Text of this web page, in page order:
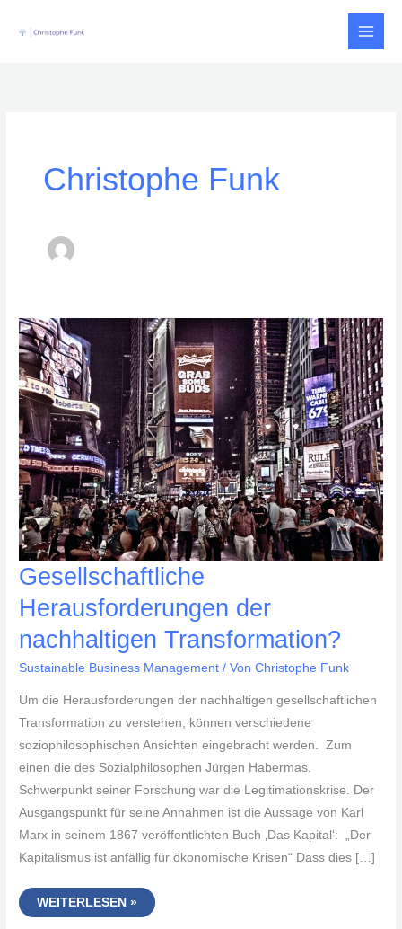
Inhalt
Christophe Funk
Gesellschaftliche
Herausforderungen der
nachhaltigen Transformation?
Sustainable Business Management / VonChristophe Funk
Um die Herausforderungen der nachhaltigen gesellschaftlichen
Transformation zu verstehen, können verschiedene
soziophilosophischen Ansichten eingebracht werden. Zum
einen die des Sozialphilosophen Jürgen Habermas.
Schwerpunkt seiner Forschung war die Legitimationskrise. Der
Ausgangspunkt für seine Annahmen ist die Aussage von Karl
Marx in seinem 1867 veröffentlichten Buch ‚Das Kapital‘: „Der
Kapitalismus ist anfällig für ökonomische Krisen“ Dass dies […]
GESELLSCHAFTLICHE
HERAUSFORDERUNGEN
WEITERLESEN »